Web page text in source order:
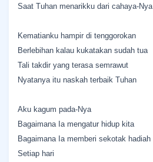
Saat Tuhan menarikku dari cahaya-Nya
Kematianku hampir di tenggorokan
Berlebihan kalau kukatakan sudah tua
Tali takdir yang terasa semrawut
Nyatanya itu naskah terbaik Tuhan
Aku kagum pada-Nya
Bagaimana Ia mengatur hidup kita
Bagaimana Ia memberi sekotak hadiah
Setiap hari